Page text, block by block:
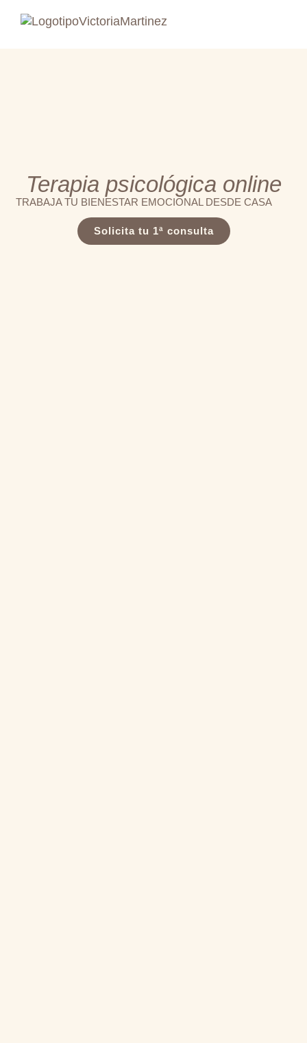
Terapia psicológica online
TRABAJA TU BIENESTAR EMOCIONAL DESDE CASA
Solicita tu 1ª consulta